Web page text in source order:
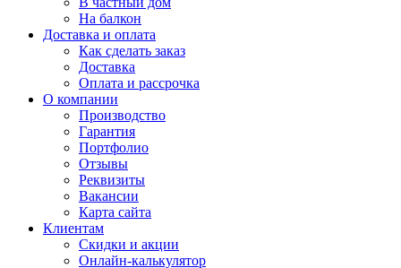
На балкон
Доставка и оплата
Как сделать заказ
Доставка
Оплата и рассрочка
О компании
Производство
Гарантия
Портфолио
Отзывы
Реквизиты
Вакансии
Карта сайта
Клиентам
Скидки и акции
Онлайн-калькулятор